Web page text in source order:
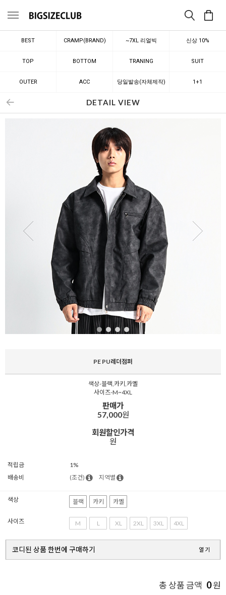
메뉴
BEST CRAMP(BRAND) ~7XL 리얼빅 신상 10%
TOP BOTTOM TRANING SUIT
OUTER ACC 당일발송(자체제작) 1+1
DETAIL VIEW
PE PU레더점퍼
색상-블랙,카키,카멜
사이즈-M~4XL
판매가
57,000원
회원할인가격
원
적립금
1%
배송비
(조건) 지역별
색상 블랙 카키 카멜
사이즈 M L XL 2XL 3XL 4XL
코디된 상품 한번에 구매하기 열기
총 상품 금액 0원